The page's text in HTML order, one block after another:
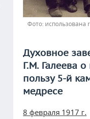
использована
Духовное
Г.М. Галеева
пользу 5-й
медресе
8 февраля 1917 г.